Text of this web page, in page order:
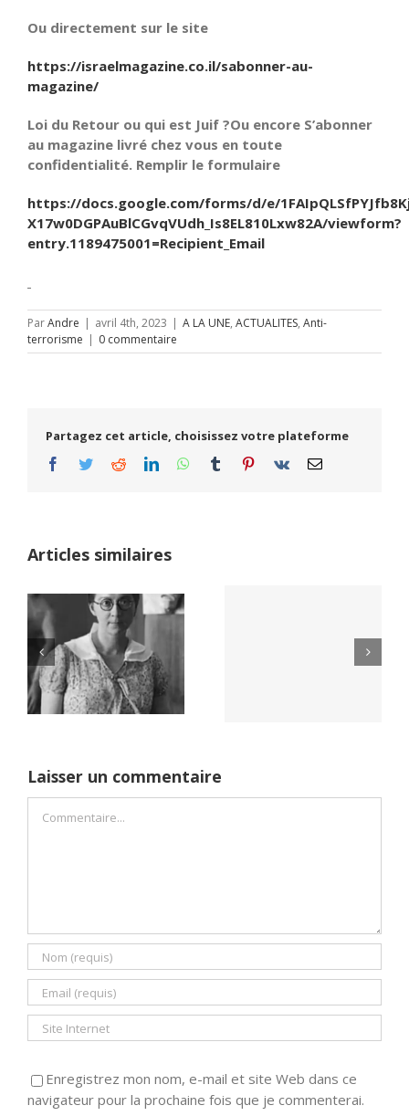
Ou directement sur le site
https://israelmagazine.co.il/sabonner-au-
magazine/
Loi du Retour ou qui est Juif ?Ou encore S’abonner
au magazine livré chez vous en toute
confidentialité. Remplir le formulaire
https://docs.google.com/forms/d/e/
X17w0DGPAuBlCGvqVUdh_Is8EL810Lxw82A/viewform?
entry.1189475001=Recipient_Email
ParAndre | avril 4th, 2023 | A LA UNE, ACTUALITES, Anti-
terrorisme | 0 commentaire
Partagez cet article, choisissez votre plateforme
Facebook
TwitterRedditLinkedInWhatsApp
Tumblr Pinterest
Vk Email
Articles similaires
Netflix Field of
Dreams (1989)
Yaïr Golan : une
Laisser un commentaire
Enregistrez mon nom, e-mail et site Web dans ce
navigateur pour la prochaine fois que je commenterai.